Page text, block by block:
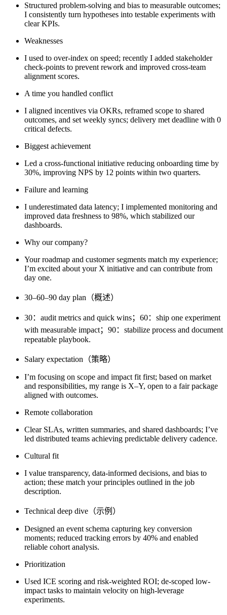
Structured problem-solving and bias to measurable outcomes;
I consistently turn hypotheses into testable experiments with
clear KPIs.
Weaknesses
I used to over-index on speed; recently I added stakeholder
check-points to prevent rework and improved cross-team
alignment scores.
A time you handled conflict
I aligned incentives via OKRs, reframed scope to shared
outcomes, and set weekly syncs; delivery met deadline with 0
critical defects.
Biggest achievement
Led a cross-functional initiative reducing onboarding time by
30%, improving NPS by 12 points within two quarters.
Failure and learning
I underestimated data latency; I implemented monitoring and
improved data freshness to 98%, which stabilized our
dashboards.
Why our company?
Your roadmap and customer segments match my experience;
I’m excited about your X initiative and can contribute from
day one.
30–60–90 day plan（概述）
30：audit metrics and quick wins；60：ship one experiment
with measurable impact；90：stabilize process and document
repeatable playbook.
Salary expectation（策略）
I’m focusing on scope and impact fit first; based on market
and responsibilities, my range is X–Y, open to a fair package
aligned with outcomes.
Remote collaboration
Clear SLAs, written summaries, and shared dashboards; I’ve
led distributed teams achieving predictable delivery cadence.
Cultural fit
I value transparency, data-informed decisions, and bias to
action; these match your principles outlined in the job
description.
Technical deep dive（示例）
Designed an event schema capturing key conversion
moments; reduced tracking errors by 40% and enabled
reliable cohort analysis.
Prioritization
Used ICE scoring and risk-weighted ROI; de-scoped low-
impact tasks to maintain velocity on high-leverage
experiments.